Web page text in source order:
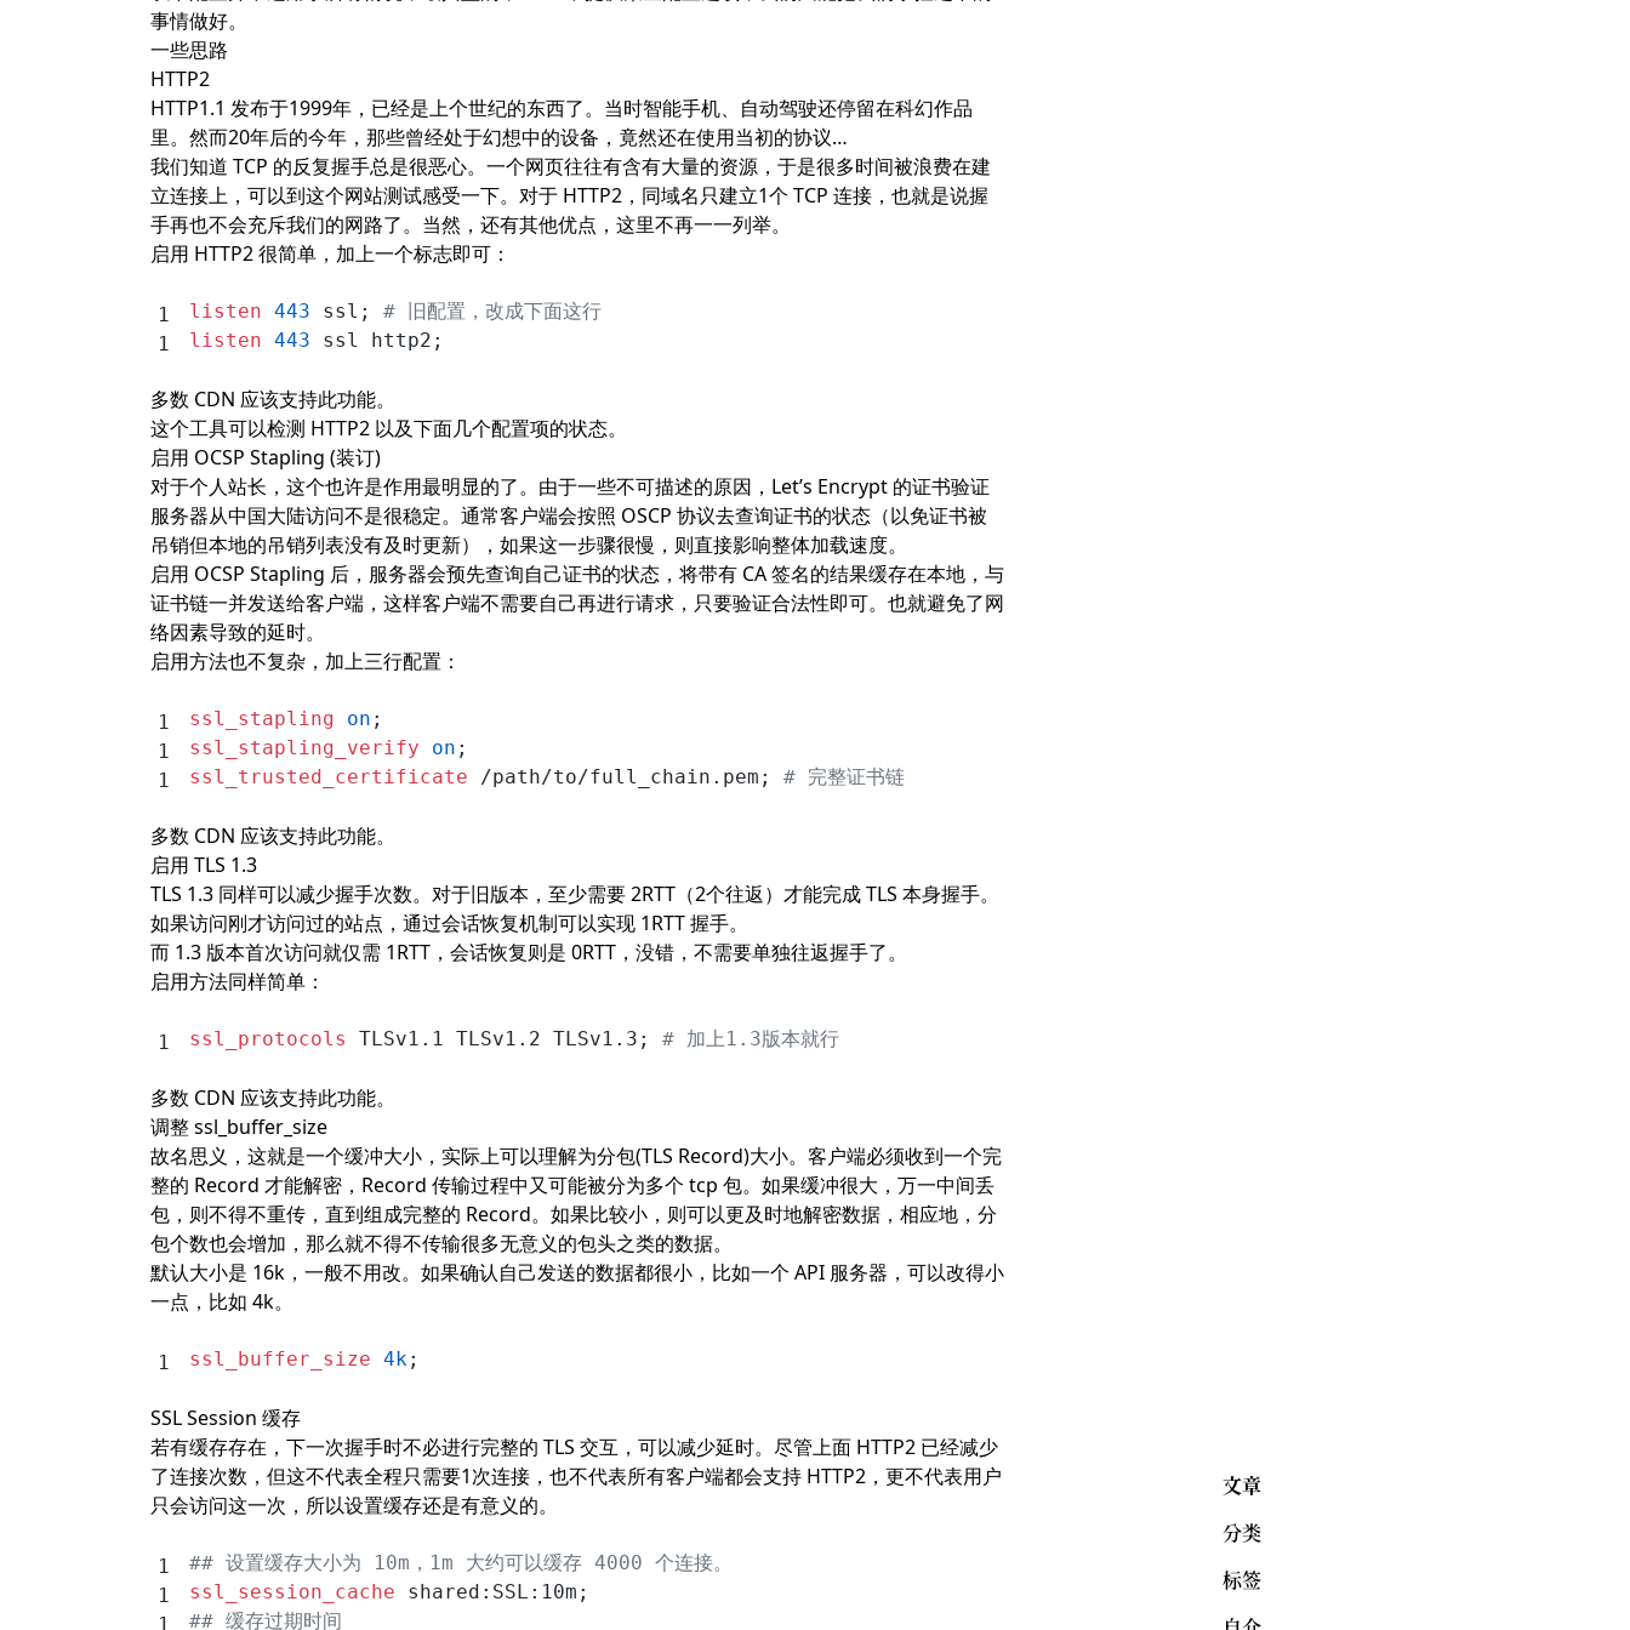
文章
分类
标签
SSL Session 缓存
参考
事情做好。
一些思路
HTTP2
HTTP1.1 发布于1999年，已经是上个世纪的东西了。当时智能手机、自动驾驶还停留在科幻作品
里。然而20年后的今年，那些曾经处于幻想中的设备，竟然还在使用当初的协议…
我们知道 TCP 的反复握手总是很恶心。一个网页往往有含有大量的资源，于是很多时间被浪费在建
立连接上，可以到这个网站测试感受一下。对于 HTTP2，同域名只建立1个 TCP 连接，也就是说握
手再也不会充斥我们的网路了。当然，还有其他优点，这里不再一一列举。
启用 HTTP2 很简单，加上一个标志即可：
listen 443 ssl; # 旧配置，改成下面这行
listen 443 ssl http2;
多数 CDN 应该支持此功能。
这个工具可以检测 HTTP2 以及下面几个配置项的状态。
启用 OCSP Stapling (装订)
对于个人站长，这个也许是作用最明显的了。由于一些不可描述的原因，Let’s Encrypt 的证书验证
服务器从中国大陆访问不是很稳定。通常客户端会按照 OSCP 协议去查询证书的状态（以免证书被
吊销但本地的吊销列表没有及时更新），如果这一步骤很慢，则直接影响整体加载速度。
启用 OCSP Stapling 后，服务器会预先查询自己证书的状态，将带有 CA 签名的结果缓存在本地，与
证书链一并发送给客户端，这样客户端不需要自己再进行请求，只要验证合法性即可。也就避免了网
络因素导致的延时。
启用方法也不复杂，加上三行配置：
ssl_stapling on ;
ssl_stapling_verify on ;
ssl_trusted_certificate
/path/to/full_chain.pem; # 完整证书链
多数 CDN 应该支持此功能。
启用 TLS 1.3
TLS 1.3 同样可以减少握手次数。对于旧版本，至少需要 2RTT（2个往返）才能完成 TLS 本身握手。
如果访问刚才访问过的站点，通过会话恢复机制可以实现 1RTT 握手。
而 1.3 版本首次访问就仅需 1RTT，会话恢复则是 0RTT，没错，不需要单独往返握手了。
启用方法同样简单：
ssl_protocols TLSv1.1 TLSv1.2 TLSv1.3; # 加上1.3版本就行
多数 CDN 应该支持此功能。
调整 ssl_buffer_size
故名思义，这就是一个缓冲大小，实际上可以理解为分包(TLS Record)大小。客户端必须收到一个完
整的 Record 才能解密，Record 传输过程中又可能被分为多个 tcp 包。如果缓冲很大，万一中间丢
包，则不得不重传，直到组成完整的 Record。如果比较小，则可以更及时地解密数据，相应地，分
包个数也会增加，那么就不得不传输很多无意义的包头之类的数据。
默认大小是 16k，一般不用改。如果确认自己发送的数据都很小，比如一个 API 服务器，可以改得小
一点，比如 4k。
ssl_buffer_size 4k ;
SSL Session 缓存
若有缓存存在，下一次握手时不必进行完整的 TLS 交互，可以减少延时。尽管上面 HTTP2 已经减少
了连接次数，但这不代表全程只需要1次连接，也不代表所有客户端都会支持 HTTP2，更不代表用户
只会访问这一次，所以设置缓存还是有意义的。
## 设置缓存大小为 10m，1m 大约可以缓存 4000 个连接。
ssl_session_cache shared:SSL:10m;
## 缓存过期时间